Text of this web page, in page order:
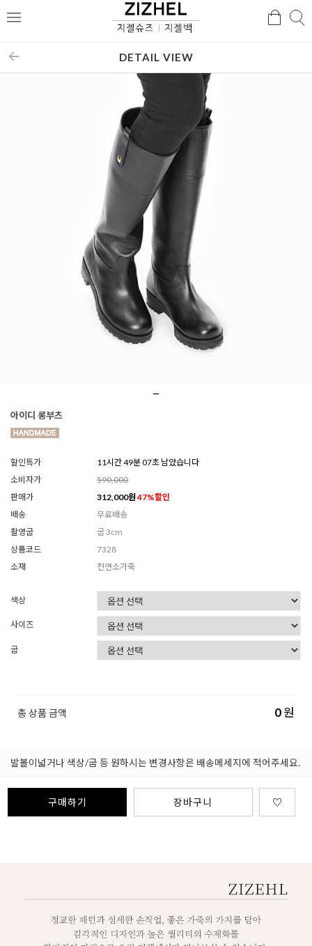
메
검
DETAIL VIEW
아이디 롱부츠
할인특가
11시간 49분 06초 남았습니다
소비자가
590,000
판매가
312,000원47%할인
배송
무료배송
촬영굽
굽 3cm
상품코드
7328
소재
천연소가죽
색상
사이즈
굽
총 상품 금액 0원
발볼이넓거나 색상/굽 등 원하시는 변경사항은 배송메세지에 적어주세요.
구매하기 장바구니 ♡